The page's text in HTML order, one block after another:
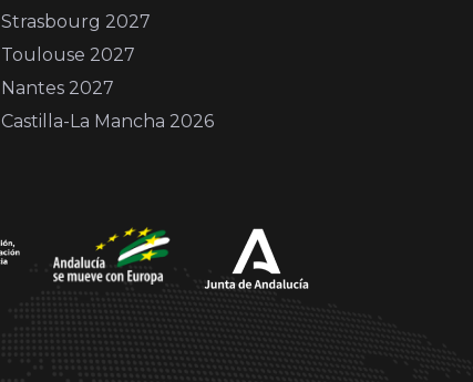
Strasbourg 2027
Toulouse 2027
Nantes 2027
Castilla-La Mancha 2026